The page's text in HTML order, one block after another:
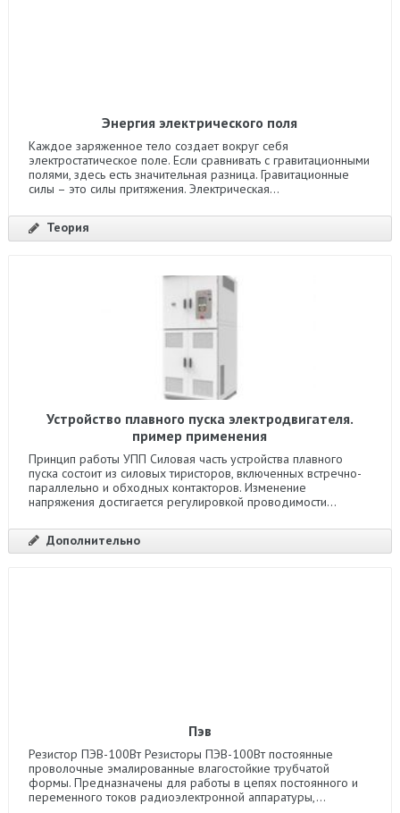
Энергия электрического поля
Каждое заряженное тело создает вокруг себя
электростатическое поле. Если сравнивать с гравитационными
полями, здесь есть значительная разница. Гравитационные
силы – это силы притяжения. Электрическая...
Теория
Устройство плавного пуска электродвигателя.
пример применения
Принцип работы УПП Силовая часть устройства плавного
пуска состоит из силовых тиристоров, включенных встречно-
параллельно и обходных контакторов. Изменение
напряжения достигается регулировкой проводимости...
Дополнительно
Пэв
Резистор ПЭВ-100Вт Резисторы ПЭВ-100Вт постоянные
проволочные эмалированные влагостойкие трубчатой
формы. Предназначены для работы в цепях постоянного и
переменного токов радиоэлектронной аппаратуры,...